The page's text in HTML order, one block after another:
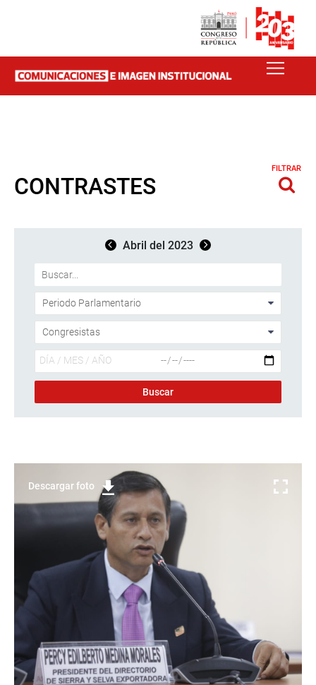
CONTRASTES
FILTRAR
Abril del 2023
Descargar foto